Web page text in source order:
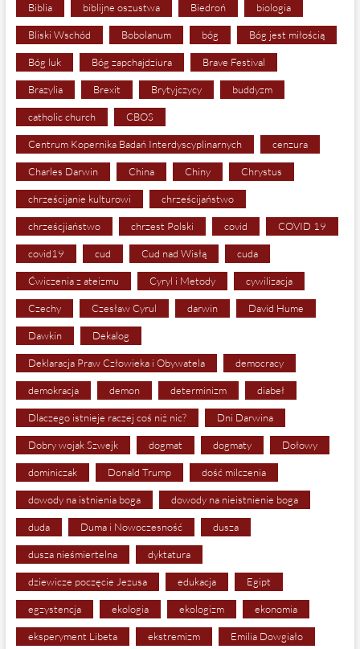
Biblia biblijne oszustwa Biedroń biologia
Bliski Wschód Bobolanum bóg Bóg jest miłością
Bóg luk Bóg zapchajdziura Brave Festival
Brazylia Brexit Brytyjczycy buddyzm
catholic church CBOS
Centrum Kopernika Badań Interdyscyplinarnych cenzura
Charles Darwin China Chiny Chrystus
chrześcijanie kulturowi chrześcijaństwo
chrześcjiaństwo chrzest Polski covid COVID 19
covid19 cud Cud nad Wisłą cuda
Ćwiczenia z ateizmu Cyryl i Metody cywilizacja
Czechy Czesław Cyrul darwin David Hume
Dawkin Dekalog
Deklaracja Praw Człowieka i Obywatela democracy
demokracja demon determinizm diabeł
Dlaczego istnieje raczej coś niż nic? Dni Darwina
Dobry wojak Szwejk dogmat dogmaty Dołowy
dominiczak Donald Trump dość milczenia
dowody na istnienia boga dowody na nieistnienie boga
duda Duma i Nowoczesność dusza
dusza nieśmiertelna dyktatura
dziewicze poczęcie Jezusa edukacja Egipt
egzystencja ekologia ekologizm ekonomia
eksperyment Libeta ekstremizm Emilia Dowgiało